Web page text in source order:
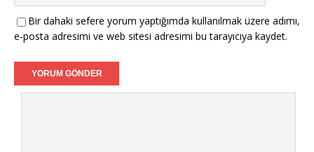
Bir dahaki sefere yorum yaptığımda kullanılmak üzere adımı,
e-posta adresimi ve web sitesi adresimi bu tarayıcıya kaydet.